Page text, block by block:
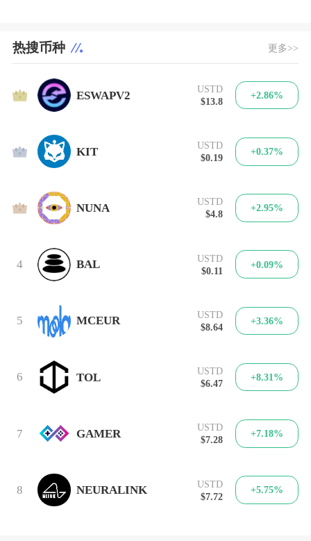
热搜币种 更多>>
1 ESWAPV2
USTD
$13.8
+2.86%
2 KIT
USTD
$0.19
+0.37%
3 NUNA
USTD
$4.8
+2.95%
4 BAL
USTD
$0.11
+0.09%
5 MCEUR
USTD
$8.64
+3.36%
6 TOL
USTD
$6.47
+8.31%
7 GAMER
USTD
$7.28
+7.18%
8 NEURALINK
USTD
$7.72
+5.75%